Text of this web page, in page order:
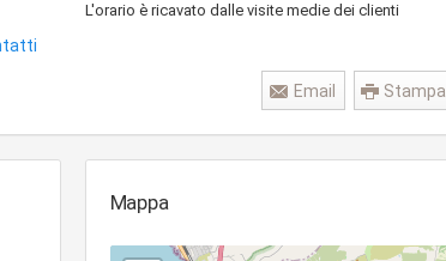
L'orario è ricavato dalle visite medie dei clienti
Stampa
Email
Mappa